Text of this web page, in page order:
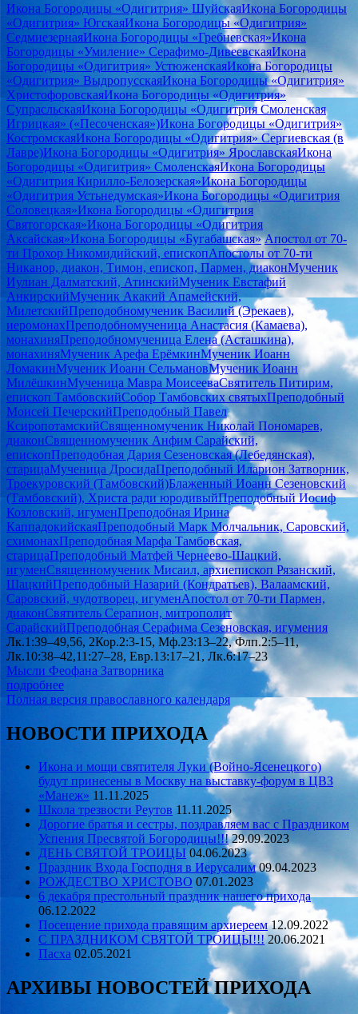
Икона Богородицы «Одигитрия» ШуйскаяИкона Богородицы
«Одигитрия» ЮгскаяИкона Богородицы «Одигитрия»
СедмиезернаяИкона Богородицы «Гребневская»Икона
Богородицы «Умиление» Серафимо-ДивеевскаяИкона
Богородицы «Одигитрия» УстюженскаяИкона Богородицы
«Одигитрия» ВыдропусскаяИкона Богородицы «Одигитрия»
ХристофоровскаяИкона Богородицы «Одигитрия»
СупрасльскаяИкона Богородицы «Одигитрия Смоленская
Игрицкая» («Песоченская»)Икона Богородицы «Одигитрия»
КостромскаяИкона Богородицы «Одигитрия» Сергиевская (в
Лавре)Икона Богородицы «Одигитрия» ЯрославскаяИкона
Богородицы «Одигитрия» СмоленскаяИкона Богородицы
«Одигитрия Кирилло-Белозерская»Икона Богородицы
«Одигитрия Устьнедумская»Икона Богородицы «Одигитрия
Соловецкая»Икона Богородицы «Одигитрия
Святогорская»Икона Богородицы «Одигитрия
Аксайская»Икона Богородицы «Бугабашская» Апостол от 70-
ти Прохор Никомидийский, епископАпостолы от 70-ти
Никанор, диакон, Тимон, епископ, Пармен, диаконМученик
Иулиан Далматский, АтинскийМученик Евстафий
АнкирскийМученик Акакий Апамейский,
МилетскийПреподобномученик Василий (Эрекаев),
иеромонахПреподобномученица Анастасия (Камаева),
монахиняПреподобномученица Елена (Асташкина),
монахиняМученик Арефа ЕрёмкинМученик Иоанн
ЛомакинМученик Иоанн СельмановМученик Иоанн
МилёшкинМученица Мавра МоисееваСвятитель Питирим,
епископ ТамбовскийСобор Тамбовских святыхПреподобный
Моисей ПечерскийПреподобный Павел
КсиропотамскийСвященномученик Николай Пономарев,
диаконСвященномученик Анфим Сарайский,
епископПреподобная Дария Сезеновская (Лебедянская),
старицаМученица ДросидаПреподобный Иларион Затворник,
Троекуровский (Тамбовский)Блаженный Иоанн Сезеновский
(Тамбовский), Христа ради юродивыйПреподобный Иосиф
Козловский, игуменПреподобная Ирина
КаппадокийскаяПреподобный Марк Молчальник, Саровский,
схимонахПреподобная Марфа Тамбовская,
старицаПреподобный Матфей Чернеево-Шацкий,
игуменСвященномученик Мисаил, архиепископ Рязанский,
ШацкийПреподобный Назарий (Кондратьев), Валаамский,
Саровский, чудотворец, игуменАпостол от 70-ти Пармен,
диаконСвятитель Серапион, митрополит
СарайскийПреподобная Серафима Сезеновская, игумения
Лк.1:39–49,56, 2Кор.2:3-15, Мф.23:13–22, Флп.2:5–11,
Лк.10:38–42,11:27–28, Евр.13:17–21, Лк.6:17–23
Мысли Феофана Затворника
подробнее
Полная версия православного календаря
НОВОСТИ ПРИХОДА
Икона и мощи святителя Луки (Войно-Ясенецкого)
будут принесены в Москву на выставку-форум в ЦВЗ
«Манеж» 11.11.2025
Школа трезвости Реутов 11.11.2025
Дорогие братья и сестры, поздравляем вас с Праздником
Успения Пресвятой Богородицы!!! 29.09.2023
ДЕНЬ СВЯТОЙ ТРОИЦЫ 04.06.2023
Праздник Входа Господня в Иерусалим 09.04.2023
РОЖДЕСТВО ХРИСТОВО 07.01.2023
6 декабря престольный праздник нашего прихода
06.12.2022
Посещение прихода правящим архиереем 12.09.2022
С ПРАЗДНИКОМ СВЯТОЙ ТРОИЦЫ!!! 20.06.2021
Пасха 02.05.2021
АРХИВЫ НОВОСТЕЙ ПРИХОДА